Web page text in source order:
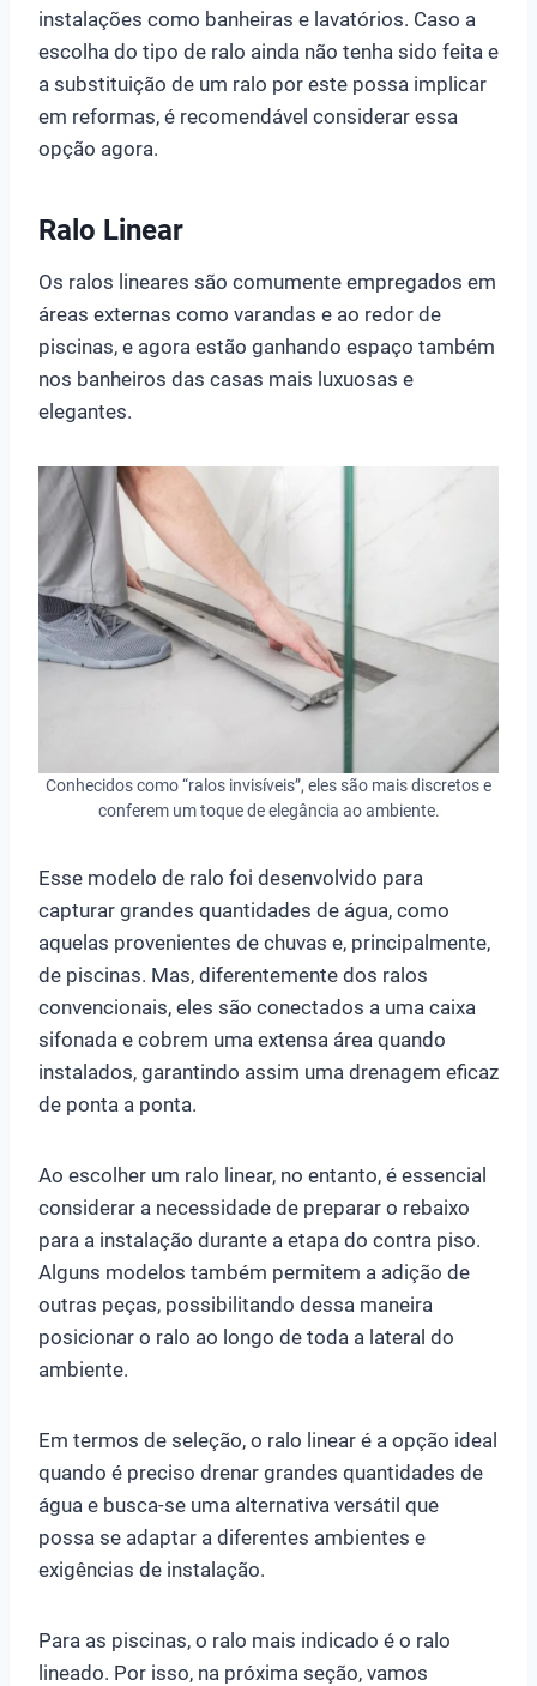
instalações como banheiras e lavatórios. Caso a
escolha do tipo de ralo ainda não tenha sido feita e
a substituição de um ralo por este possa implicar
em reformas, é recomendável considerar essa
opção agora.
Ralo Linear
Os ralos lineares são comumente empregados em
áreas externas como varandas e ao redor de
piscinas, e agora estão ganhando espaço também
nos banheiros das casas mais luxuosas e
elegantes.
Conhecidos como “ralos invisíveis”, eles são mais discretos e
conferem um toque de elegância ao ambiente.
Esse modelo de ralo foi desenvolvido para
capturar grandes quantidades de água, como
aquelas provenientes de chuvas e, principalmente,
de piscinas. Mas, diferentemente dos ralos
convencionais, eles são conectados a uma caixa
sifonada e cobrem uma extensa área quando
instalados, garantindo assim uma drenagem eficaz
de ponta a ponta.
Ao escolher um ralo linear, no entanto, é essencial
considerar a necessidade de preparar o rebaixo
para a instalação durante a etapa do contra piso.
Alguns modelos também permitem a adição de
outras peças, possibilitando dessa maneira
posicionar o ralo ao longo de toda a lateral do
ambiente.
Em termos de seleção, o ralo linear é a opção ideal
quando é preciso drenar grandes quantidades de
água e busca-se uma alternativa versátil que
possa se adaptar a diferentes ambientes e
exigências de instalação.
Para as piscinas, o ralo mais indicado é o ralo
lineado. Por isso, na próxima seção, vamos